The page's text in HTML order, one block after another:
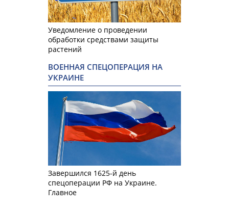
Уведомление о проведении
обработки средствами защиты
растений
ВОЕННАЯ СПЕЦОПЕРАЦИЯ НА
УКРАИНЕ
Завершился 1625-й день
спецоперации РФ на Украине.
Главное